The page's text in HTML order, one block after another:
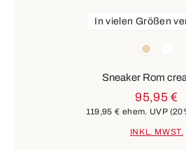
beige
In vielen Größen
Sneaker Rom
95,95 €
119,95 € ehem. UVP
INKL. MWST.